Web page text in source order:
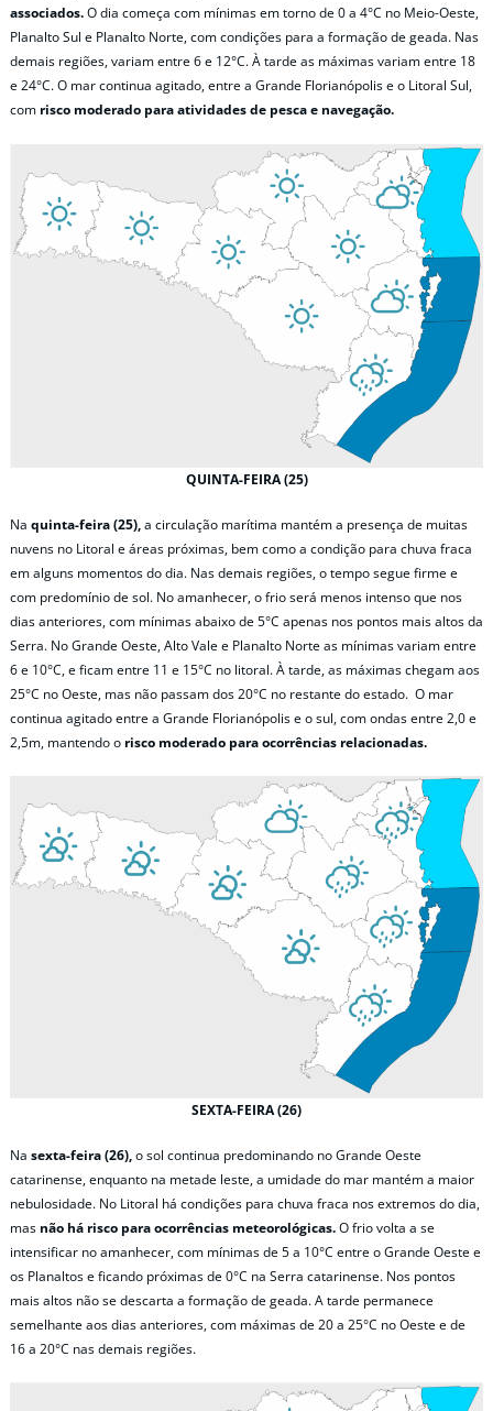
associados.O dia começa com mínimas em torno de 0 a 4°C no Meio-Oeste,
Planalto Sul e Planalto Norte, com condições para a formação de geada. Nas
demais regiões, variam entre 6 e 12°C. À tarde as máximas variam entre 18
e 24°C. O mar continua agitado, entre a Grande Florianópolis e o Litoral Sul,
com risco moderado para atividades de pesca e navegação.
QUINTA-FEIRA (25)
Na quinta-feira (25),a circulação marítima mantém a presença de muitas
nuvens no Litoral e áreas próximas, bem como a condição para chuva fraca
em alguns momentos do dia. Nas demais regiões, o tempo segue firme e
com predomínio de sol. No amanhecer, o frio será menos intenso que nos
dias anteriores, com mínimas abaixo de 5°C apenas nos pontos mais altos da
Serra. No Grande Oeste, Alto Vale e Planalto Norte as mínimas variam entre
6 e 10°C, e ficam entre 11 e 15°C no litoral. À tarde, as máximas chegam aos
25°C no Oeste, mas não passam dos 20°C no restante do estado. O mar
continua agitado entre a Grande Florianópolis e o sul, com ondas entre 2,0 e
2,5m, mantendo o risco moderado para ocorrências relacionadas.
SEXTA-FEIRA (26)
Na sexta-feira (26),o sol continua predominando no Grande Oeste
catarinense, enquanto na metade leste, a umidade do mar mantém a maior
nebulosidade. No Litoral há condições para chuva fraca nos extremos do dia,
mas não há risco para ocorrências meteorológicas.O frio volta a se
intensificar no amanhecer, com mínimas de 5 a 10°C entre o Grande Oeste e
os Planaltos e ficando próximas de 0°C na Serra catarinense. Nos pontos
mais altos não se descarta a formação de geada. A tarde permanece
semelhante aos dias anteriores, com máximas de 20 a 25°C no Oeste e de
16 a 20°C nas demais regiões.